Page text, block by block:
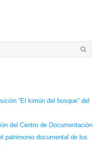
“El kimün del bosque” del
del Centro de Documentación
patrimonio documental de los